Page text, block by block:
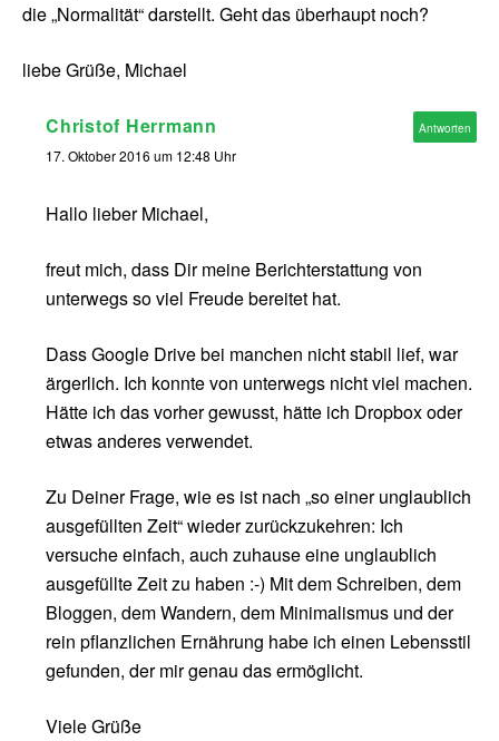
die „Normalität“ darstellt. Geht das überhaupt noch?
liebe Grüße, Michael
Christof Herrmann
17. Oktober 2016 um 12:48 Uhr
Hallo lieber Michael,
freut mich, dass Dir meine Berichterstattung von
unterwegs so viel Freude bereitet hat.
Dass Google Drive bei manchen nicht stabil lief, war
ärgerlich. Ich konnte von unterwegs nicht viel machen.
Hätte ich das vorher gewusst, hätte ich Dropbox oder
etwas anderes verwendet.
Zu Deiner Frage, wie es ist nach „so einer unglaublich
ausgefüllten Zeit“ wieder zurückzukehren: Ich
versuche einfach, auch zuhause eine unglaublich
ausgefüllte Zeit zu haben :-) Mit dem Schreiben, dem
Bloggen, dem Wandern, dem Minimalismus und der
rein pflanzlichen Ernährung habe ich einen Lebensstil
gefunden, der mir genau das ermöglicht.
Viele Grüße
Antworten